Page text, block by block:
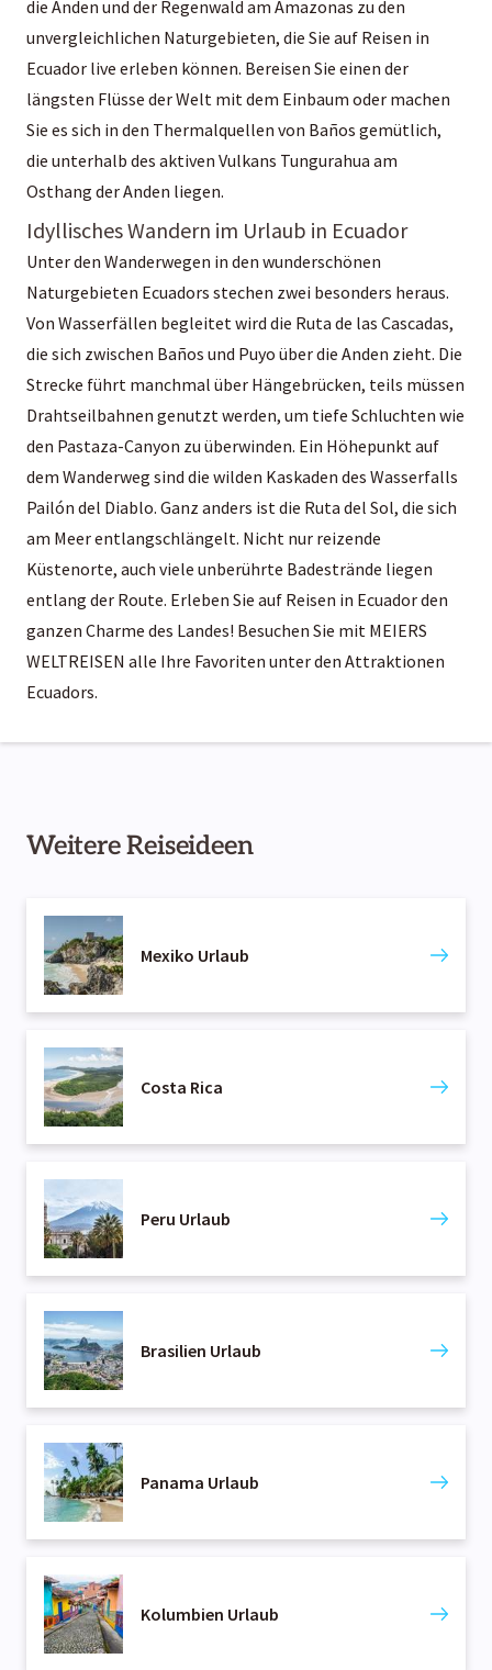
die Anden und der Regenwald am Amazonas zu den
unvergleichlichen Naturgebieten, die Sie auf Reisen in
Ecuador live erleben können. Bereisen Sie einen der
längsten Flüsse der Welt mit dem Einbaum oder machen
Sie es sich in den Thermalquellen von Baños gemütlich,
die unterhalb des aktiven Vulkans Tungurahua am
Osthang der Anden liegen.
Idyllisches Wandern im Urlaub in Ecuador
Unter den Wanderwegen in den wunderschönen
Naturgebieten Ecuadors stechen zwei besonders heraus.
Von Wasserfällen begleitet wird die Ruta de las Cascadas,
die sich zwischen Baños und Puyo über die Anden zieht. Die
Strecke führt manchmal über Hängebrücken, teils müssen
Drahtseilbahnen genutzt werden, um tiefe Schluchten wie
den Pastaza-Canyon zu überwinden. Ein Höhepunkt auf
dem Wanderweg sind die wilden Kaskaden des Wasserfalls
Pailón del Diablo. Ganz anders ist die Ruta del Sol, die sich
am Meer entlangschlängelt. Nicht nur reizende
Küstenorte, auch viele unberührte Badestrände liegen
entlang der Route. Erleben Sie auf Reisen in Ecuador den
ganzen Charme des Landes! Besuchen Sie mit MEIERS
WELTREISEN alle Ihre Favoriten unter den Attraktionen
Ecuadors.
Weitere Reiseideen
Mexiko Urlaub
Costa Rica
Peru Urlaub
Brasilien Urlaub
Panama Urlaub
Kolumbien Urlaub